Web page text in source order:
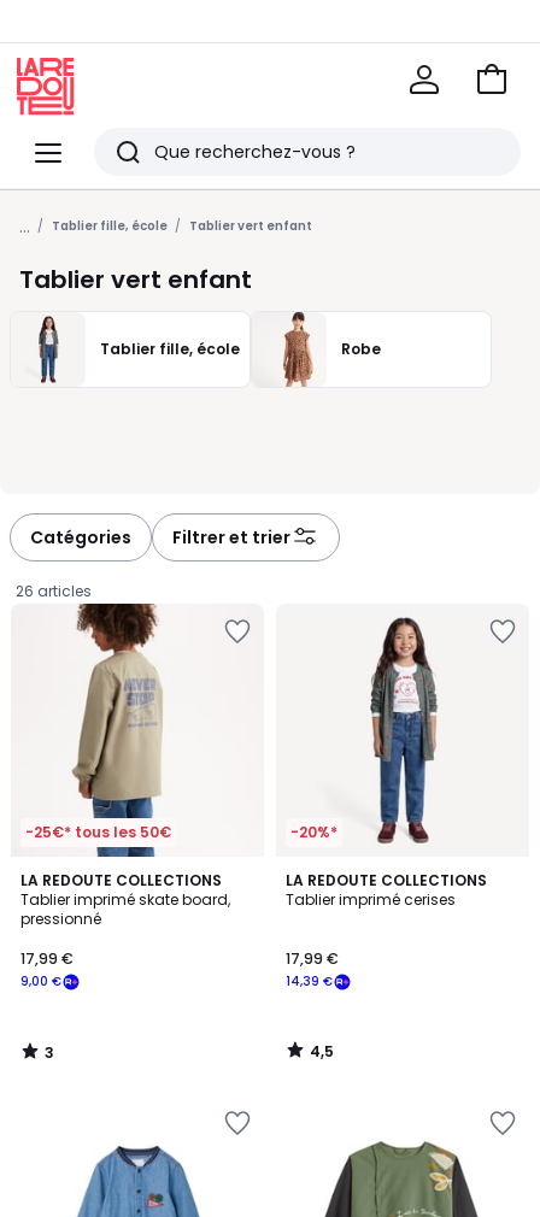
Menu
Redoute
Rechercher
Derniers
articles
vus
Voir
... Tablier fille, école Tablier vert enfant
Tablier vert enfant
Tablier fille, école Robe
Catégories Filtrer et trier
26 articles
-25€* tous les 50€
LA REDOUTE COLLECTIONS
Tablier imprimé skate board,
pressionné
€
souscrivez
notre
programme
9,00 €
17,99 €
3
/
5
3
/
-20%*
LA REDOUTE COLLECTIONS
Tablier imprimé cerises
14,39 €
17,99 €
4,5
/ 5
4,5
/